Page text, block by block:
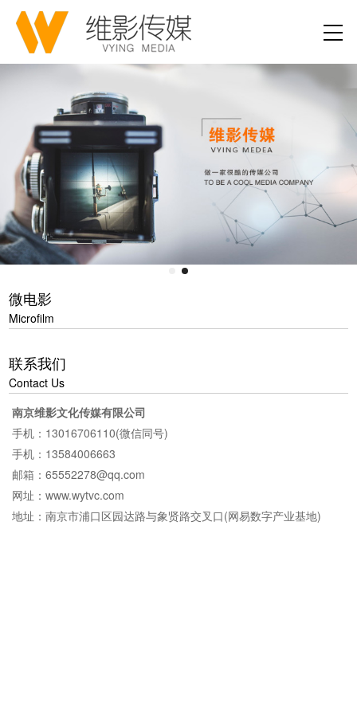
微电影
Microfilm
联系我们
Contact Us
南京维影文化传媒有限公司
手机：13016706110(微信同号)
手机：13584006663
邮箱：65552278@qq.com
网址：www.wytvc.com
地址：南京市浦口区园达路与象贤路交叉口(网易数字产业基地)